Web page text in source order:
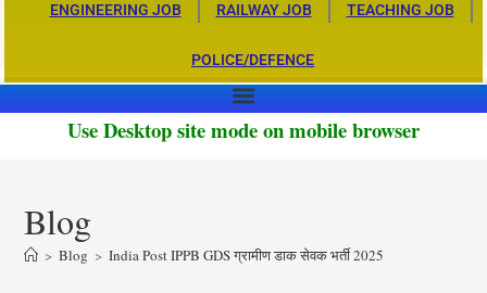
ENGINEERING JOB RAILWAY JOB TEACHING JOB
POLICE/DEFENCE
Use Desktop site mode on mobile browser
Blog
> Blog > India Post IPPB GDS ग्रामीण डाक सेवक भर्ती 2025